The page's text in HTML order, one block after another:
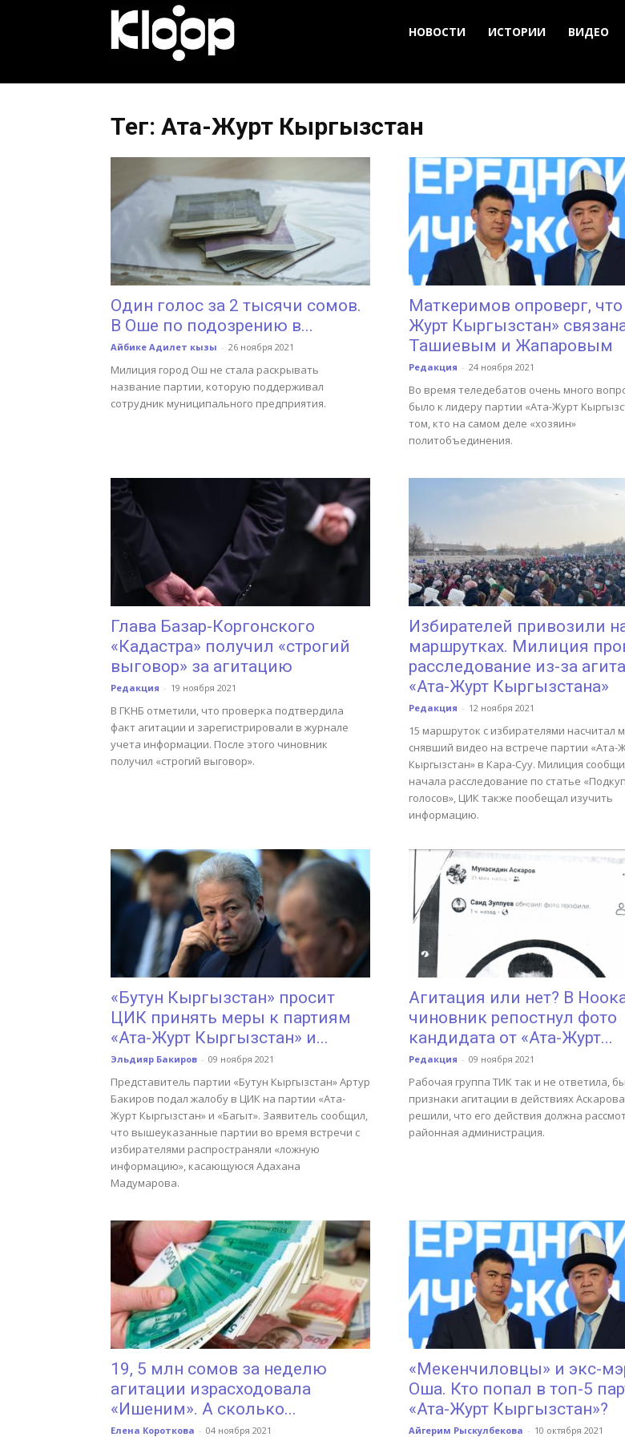
Новости
Кыргызстана
НОВОСТИ ИСТОРИИ ВИДЕО
Тег: Ата-Журт Кыргызстан
Один голос за 2 тысячи сомов.
В Оше по подозрению в...
Айбике Адилет кызы - 26 ноября 2021
Милиция город Ош не стала раскрывать
название партии, которую поддерживал
сотрудник муниципального предприятия.
Маткеримов опроверг, что
Журт Кыргызстан»
Ташиевым и Жапаровым
Редакция - 24 ноября 2021
Во время теледебатов очень много
было к лидеру партии «Ата-Журт
том, кто на самом деле «хозяин»
политобъединения.
Глава Базар-Коргонского
«Кадастра» получил «строгий
выговор» за агитацию
Редакция - 19 ноября 2021
В ГКНБ отметили, что проверка подтвердила
факт агитации и зарегистрировали в журнале
учета информации. После этого чиновник
получил «строгий выговор».
Избирателей привозили
маршрутках. Милиция
расследование из-за
«Ата-Журт Кыргызстана»
Редакция - 12 ноября 2021
15 маршруток с избирателями насчитал
снявший видео на встрече партии «Ата-
Кыргызстан» в Кара-Суу. Милиция
начала расследование по статье «Подкуп
голосов», ЦИК также пообещал изучить
информацию.
«Бутун Кыргызстан» просит
ЦИК принять меры к партиям
«Ата-Журт Кыргызстан» и...
Эльдияр Бакиров - 09 ноября 2021
Представитель партии «Бутун Кыргызстан» Артур
Бакиров подал жалобу в ЦИК на партии «Ата-
Журт Кыргызстан» и «Багыт». Заявитель сообщил,
что вышеуказанные партии во время встречи с
избирателями распространяли «ложную
информацию», касающуюся Адахана
Мадумарова.
Агитация или нет? В
чиновник репостнул фото
кандидата от «Ата-Журт...
Редакция - 09 ноября 2021
Рабочая группа ТИК так и не ответила,
признаки агитации в действиях
решили, что его действия должна
районная администрация.
19, 5 млн сомов за неделю
агитации израсходовала
«Ишеним». А сколько...
Елена Короткова - 04 ноября 2021
«Мекенчиловцы» и экс-
Оша. Кто попал в топ-5
«Ата-Журт Кыргызстан»?
Айгерим Рыскулбекова - 10 октября 2021